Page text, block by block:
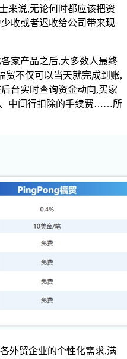
来说,无论何时都应该把资
收或者迟收给公司带来现
家产品之后,大多数人最终
贸不仅可以当天就完成到账,
台实时查询资金动向,买家
中间行扣除的手续费……所
外贸企业的个性化需求,满